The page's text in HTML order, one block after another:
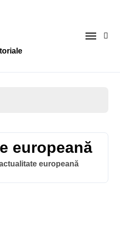
europeană
europeană